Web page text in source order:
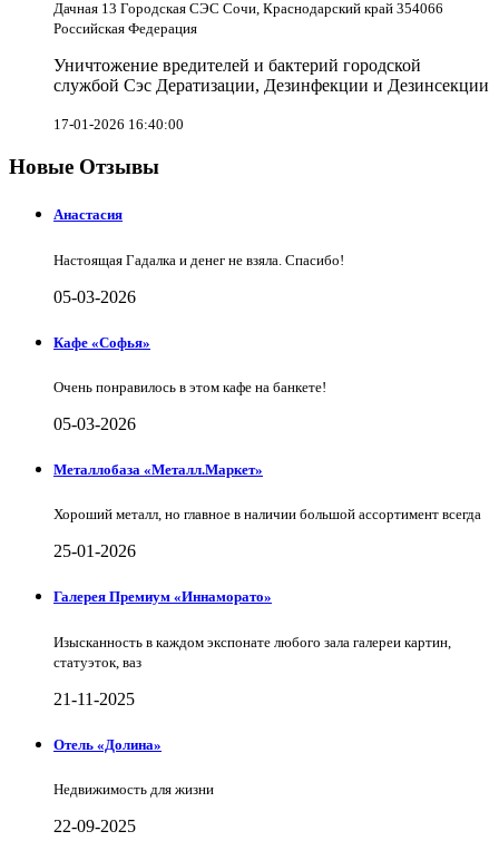
Дачная 13 Городская СЭС Сочи, Краснодарский край 354066
Российская Федерация
Уничтожение вредителей и бактерий городской
службой Сэс Дератизации, Дезинфекции и Дезинсекции
17-01-2026 16:40:00
Новые Отзывы
Анастасия
Настоящая Гадалка и денег не взяла. Спасибо!
05-03-2026
Кафе «Софья»
Очень понравилось в этом кафе на банкете!
05-03-2026
Металлобаза «Металл.Маркет»
Хороший металл, но главное в наличии большой ассортимент всегда
25-01-2026
Галерея Премиум «Иннаморато»
Изысканность в каждом экспонате любого зала галереи картин,
статуэток, ваз
21-11-2025
Отель «Долина»
Недвижимость для жизни
22-09-2025